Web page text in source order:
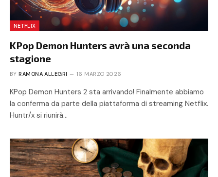
NETFLIX
KPop Demon Hunters avrà una seconda
stagione
BY RAMONA ALLEGRI 16 MARZO 2026
KPop Demon Hunters 2 sta arrivando! Finalmente abbiamo
la conferma da parte della piattaforma di streaming Netflix.
Huntr/x si riunirà…